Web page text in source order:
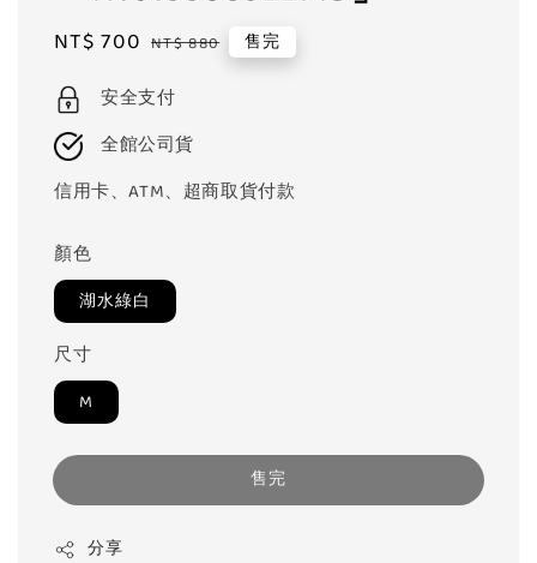
Sale
NT$ 700 Regular
NT$ 880 售完
安全支付
全館公司貨
信用卡、ATM、超商取貨付款
顏色
湖水綠白
尺寸
M
售完
分享